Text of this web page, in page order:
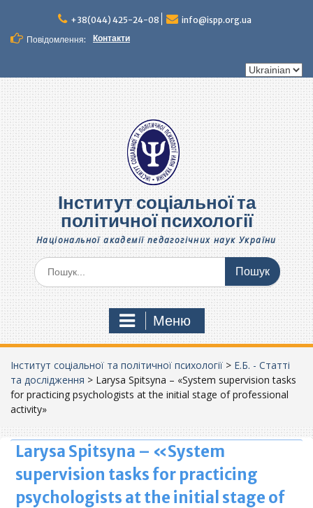
вмісту
+38(044) 425-24-08
info@ispp.org.ua
Повідомлення:
Контакти
Вибрати
Інститут соціальної та
політичної психології
Національної академії педагогічних наук України
Шукати:
Меню
Інститут соціальної та політичної психології > Е.Б. - Статті
та дослідження > Larysa Spitsyna – «System supervision tasks
for practicing psychologists at the initial stage of professional
activity»
Larysa Spitsyna – «System
supervision tasks for practicing
psychologists at the initial stage of